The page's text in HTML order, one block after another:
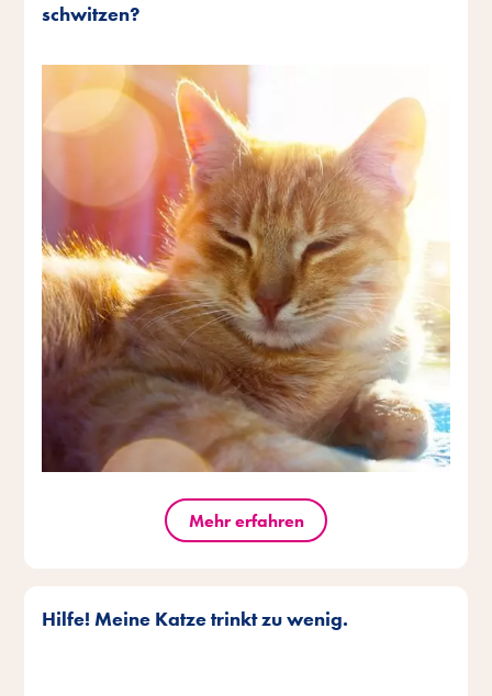
schwitzen?
Mehr erfahren
Hilfe! Meine Katze trinkt zu wenig.